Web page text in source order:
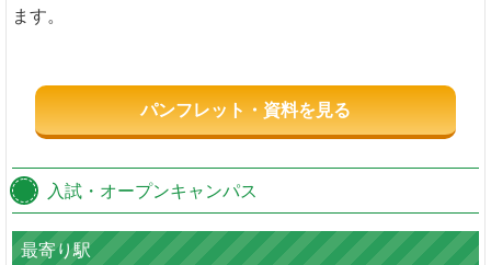
ます。
パンフレット・資料を見る
入試・オープンキャンパス
最寄り駅